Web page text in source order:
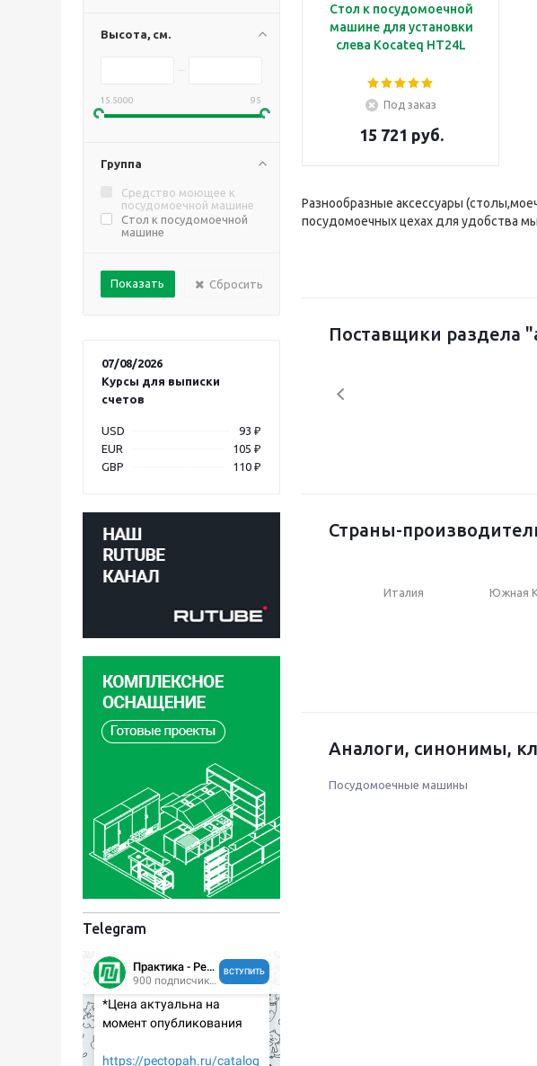
Высота, см.
15.5000 95
Группа
Средство моющее к
посудомоечной машине
Стол к посудомоечной
машине
Сбросить
07/08/2026
Курсы для выписки
счетов
USD
93 ₽
EUR
105 ₽
GBP
110 ₽
Telegram
Стол к посудомоечной
машине для установки
слева Kocateq HT24L
Под заказ
15 721 руб.
Разнообразные аксессуары
посудомоечных цехах для удобства
Поставщики раздела
Страны-
Италия Южная
Аналоги, синонимы,
Посудомоечные машины